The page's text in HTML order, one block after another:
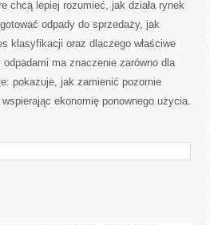
chcą lepiej rozumieć, jak działa rynek
odpady do sprzedaży, jak
klasyfikacji oraz dlaczego właściwe
odpadami ma znaczenie zarówno dla
pokazuje, jak zamienić pozornie
ekonomię ponownego użycia.